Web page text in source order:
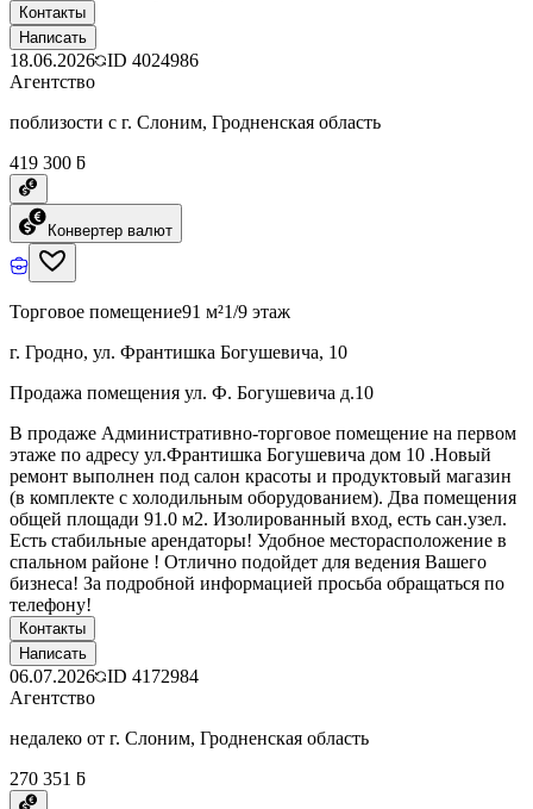
Контакты
Написать
18.06.2026 ID 4024986
Агентство
поблизости с г. Слоним, Гродненская область
419 300 ƃ
Конвертер валют
Торговое помещение91 м²1/9 этаж
г. Гродно, ул. Франтишка Богушевича, 10
Продажа помещения ул. Ф. Богушевича д.10
В продаже Административно-торговое помещение на первом
этаже по адресу ул.Франтишка Богушевича дом 10 .Новый
ремонт выполнен под салон красоты и продуктовый магазин
(в комплекте с холодильным оборудованием). Два помещения
общей площади 91.0 м2. Изолированный вход, есть сан.узел.
Есть стабильные арендаторы! Удобное месторасположение в
спальном районе ! Отлично подойдет для ведения Вашего
бизнеса! За подробной информацией просьба обращаться по
телефону!
Контакты
Написать
06.07.2026 ID 4172984
Агентство
недалеко от г. Слоним, Гродненская область
270 351 ƃ